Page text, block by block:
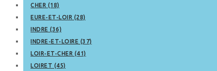
CHER (18)
EURE-ET-LOIR (28)
INDRE (36)
INDRE-ET-LOIRE (37)
LOIR-ET-CHER (41)
LOIRET (45)